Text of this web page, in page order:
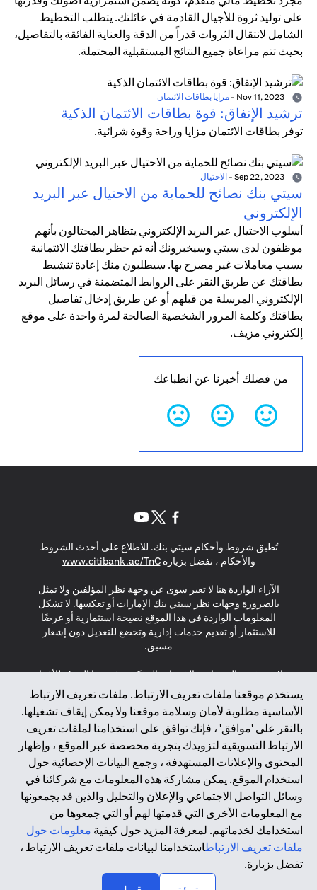
على توليد ثروة للأجيال القادمة في عائلتك. يتطلب التخطيط
الشامل لانتقال الثروات قدراً من الدقة والعناية الفائقة بالتفاصيل،
بحيث تتم مراعاة جميع النتائج المستقبلية المحتملة.
- مزايا بطاقات الائتمان
ترشيد الإنفاق: قوة بطاقات الائتمان الذكية
توفر بطاقات الائتمان مزايا وراحة وقوة شرائية.
- الاحتيال
سيتي بنك نصائح للحماية من الاحتيال عبر البريد
الإلكتروني
أسلوب الاحتيال عبر البريد الإلكتروني يتظاهر المحتالون بأنهم
موظفون لدى سيتي وسيخبرونك أنه تم حظر بطاقتك الائتمانية
بسبب معاملات غير مصرح بها. سيطلبون منك إعادة تنشيط
بطاقتك عن طريق النقر على الروابط المتضمنة في رسائل البريد
الإلكتروني المرسلة من قبلهم أو عن طريق إدخال تفاصيل
بطاقتك وكلمة المرور الشخصية الصالحة لمرة واحدة على موقع
إلكتروني مزيف.
من فضلك أخبرنا عن انطباعك
يستخدم موقعنا ملفات تعريف الارتباط. ملفات تعريف الارتباط
الأساسية مطلوبة لأمان وسلامة موقعنا ولا يمكن إيقاف تشغيلها.
بالنقر على 'موافق' ، فإنك توافق على استخدامنا لملفات تعريف
الارتباط التسويقية لتزويدك بتجربة مخصصة عبر الموقع ، وإظهار
المحتوى والإعلانات المستهدفة ، وجمع البيانات الإحصائية حول
استخدام الموقع. يمكن مشاركة هذه المعلومات مع شركائنا في
وسائل التواصل الاجتماعي والإعلان والتحليل والذين قد يجمعونها
مع المعلومات الأخرى التي قدمتها لهم أو التي جمعوها من
استخدامك لخدماتهم. لمعرفة المزيد حول كيفية معلومات حول
ملفات تعريف الارتباطاستخدامنا لبيانات ملفات تعريف الارتباط ،
تفضل بزيارة.
تُطبق شروط وأحكام سيتي بنك. للاطلاع على أحدث الشروط
والأحكام ، تفضل بزيارةwww.citibank.ae/TnC
(opens in a new tab)
الآراء الواردة هنا لا تعبر سوى عن وجهة نظر المؤلفين ولا تمثل
بالضرورة وجهات نظر سيتي بنك الإمارات أو تعكسها. لا تشكل
المعلومات الواردة في هذا الموقع نصيحة استثمارية أو عرضًا
للاستثمار أو تقديم خدمات إدارية وتخضع للتعديل دون إشعار
مسبق.
لا يتم تقديم المنتجات والخدمات المذكورة في هذا الموقع للأفراد
المقيمين في الاتحاد الأوروبي أو المنطقة الاقتصادية الأوروبية أو
سويسرا أو غيرنسي أو جيرسي أو موناكو أو سان مارينو أو
الفاتيكان أو جزيرة مان أو المملكة المتحدة أو خصوصية البيانات
(لائحة حماية البيانات العامة \ قانون حماية البيانات الشخصية
العامة \ قانون خصوصية نيوزيلندا). المحتوى الموجود في هذه
الصفحة ليس ولا ينبغي تفسيره على أنه عرض أو دعوة أو دعوة
لشراء أو بيع أي من المنتجات والخدمات المذكورة هنا لمثل هؤلاء
الأفراد.
*GDPR – اللائحة العامة لحماية البيانات؛ * LGPD – Lei Geral de
Proteção de Dados Pessoais ; *NZPA – قانون الخصوصية
النيوزيلندي
2025 citibank.ae